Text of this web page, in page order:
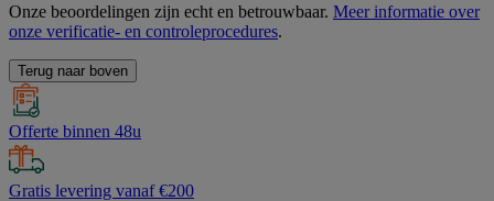
Onze beoordelingen zijn echt en betrouwbaar. Meer informatie over
onze verificatie- en controleprocedures.
Terug naar boven
Offerte binnen 48u
Gratis levering vanaf €200